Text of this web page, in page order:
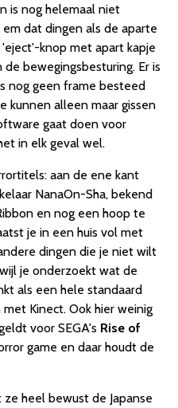
is nog helemaal niet
dat dingen als de aparte
knop met apart kapje
bewegingsbesturing. Er is
nog geen frame besteed
kunnen alleen maar gissen
gaat doen voor
in elk geval wel.
aan de ene kant
NanaOn-Sha, bekend
en nog een hoop te
je in een huis vol met
dingen die je niet wilt
je onderzoekt wat de
als een hele standaard
Kinect. Ook hier weinig
voor SEGA's Rise of
game en daar houdt de
heel bewust de Japanse